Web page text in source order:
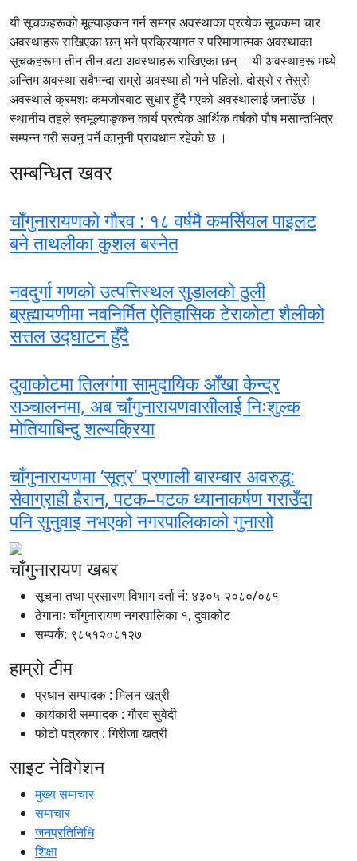
यी सूचकहरूको मूल्याङ्कन गर्न समग्र अवस्थाका प्रत्येक सूचकमा चार
अवस्थाहरू राखिएका छन् भने प्रक्रियागत र परिमाणात्मक अवस्थाका
सूचकहरूमा तीन तीन वटा अवस्थाहरू राखिएका छन् । यी अवस्थाहरू मध्ये
अन्तिम अवस्था सबैभन्दा राम्रो अवस्था हो भने पहिलो, दोस्रो र तेस्रो
अवस्थाले क्रमशः कमजोरबाट सुधार हुँदै गएको अवस्थालाई जनाउँछ ।
स्थानीय तहले स्वमूल्याङ्कन कार्य प्रत्येक आर्थिक वर्षको पौष मसान्तभित्र
सम्पन्न गरी सक्नु पर्ने कानुनी प्रावधान रहेको छ ।
सम्बन्धित खवर
चाँगुनारायणको गौरव : १८ वर्षमै कमर्सियल पाइलट
बने ताथलीका कुशल बस्नेत
नवदुर्गा गणको उत्पत्तिस्थल सुडालको ठुली
ब्रह्मायणीमा नवनिर्मित ऐतिहासिक टेराकोटा शैलीको
सत्तल उद्घाटन हुँदै
दुवाकोटमा तिलगंगा सामुदायिक आँखा केन्द्र
सञ्चालनमा, अब चाँगुनारायणवासीलाई निःशुल्क
मोतियाबिन्दु शल्यक्रिया
चाँगुनारायणमा ‘सूत्र’ प्रणाली बारम्बार अवरुद्ध:
सेवाग्राही हैरान, पटक–पटक ध्यानाकर्षण गराउँदा
पनि सुनुवाइ नभएको नगरपालिकाको गुनासो
चाँगुनारायण खबर
सूचना तथा प्रसारण विभाग दर्ता नंं: ४३०५-२०८०/०८१
ठेगानाः चाँगुनारायण नगरपालिका १, दुवाकोट
सम्पर्क: ९८५१२०८१२७
हाम्रो टीम
प्रधान सम्पादक : मिलन खत्री
कार्यकारी सम्पादक : गौरव सुवेदी
फोटो पत्रकार : गिरीजा खत्री
साइट नेविगेशन
मुख्य समाचार
समाचार
जनप्रतिनिधि
शिक्षा